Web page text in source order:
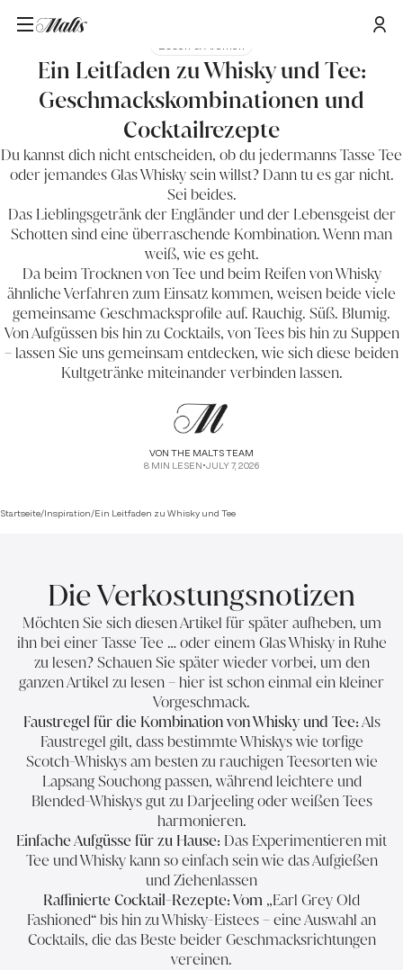
Essen & Aromen
Ein Leitfaden zu Whisky und Tee:
Geschmackskombinationen und
Cocktailrezepte
Du kannst dich nicht entscheiden, ob du jedermanns Tasse Tee
oder jemandes Glas Whisky sein willst? Dann tu es gar nicht.
Sei beides.
Das Lieblingsgetränk der Engländer und der Lebensgeist der
Schotten sind eine überraschende Kombination. Wenn man
weiß, wie es geht.
Da beim Trocknen von Tee und beim Reifen von Whisky
ähnliche Verfahren zum Einsatz kommen, weisen beide viele
gemeinsame Geschmacksprofile auf. Rauchig. Süß. Blumig.
Von Aufgüssen bis hin zu Cocktails, von Tees bis hin zu Suppen
– lassen Sie uns gemeinsam entdecken, wie sich diese beiden
Kultgetränke miteinander verbinden lassen.
VON THE MALTS TEAM
8 MIN LESEN•JULY 7, 2026
Startseite/Inspiration/Ein Leitfaden zu Whisky und Tee
Die Verkostungsnotizen
Möchten Sie sich diesen Artikel für später aufheben, um
ihn bei einer Tasse Tee … oder einem Glas Whisky in Ruhe
zu lesen? Schauen Sie später wieder vorbei, um den
ganzen Artikel zu lesen – hier ist schon einmal ein kleiner
Vorgeschmack.
Faustregel für die Kombination von Whisky und Tee:Als
Faustregel gilt, dass bestimmte Whiskys wie torfige
Scotch-Whiskys am besten zu rauchigen Teesorten wie
Lapsang Souchong passen, während leichtere und
Blended-Whiskys gut zu Darjeeling oder weißen Tees
harmonieren.
Einfache Aufgüsse für zu Hause: Das Experimentieren mit
Tee und Whisky kann so einfach sein wie das Aufgießen
und Ziehenlassen
Raffinierte Cocktail-Rezepte: Vom „Earl Grey Old
Fashioned“ bis hin zu Whisky-Eistees – eine Auswahl an
Cocktails, die das Beste beider Geschmacksrichtungen
vereinen.